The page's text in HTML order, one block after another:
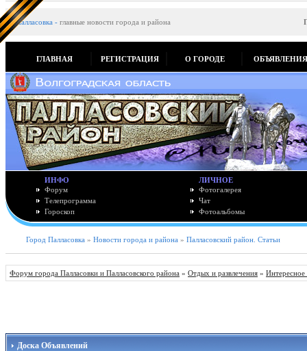
Палласовка - главные новости города и района
ГЛАВНАЯ РЕГИСТРАЦИЯ О ГОРОДЕ ОБЪЯВЛЕНИЯ
ИНФО
Форум
Телепрограмма
Гороскоп
ЛИЧНОЕ
Фотогалерея
Чат
Фотоальбомы
Город Палласовка » Новости города и района » Палласовский район. Статьи
Форум города Палласовки и Палласовского района » Отдых и развлечения » Интересное
Доска Объявлений